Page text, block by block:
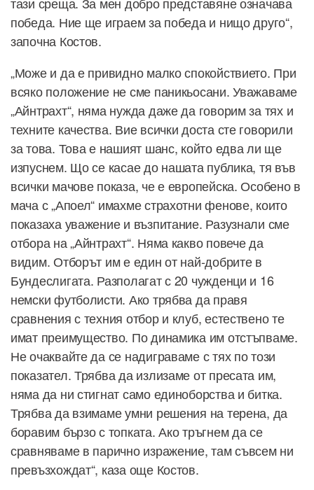
победа. Ние ще играем за победа и нищо друго“,
започна Костов.
„Може и да е привидно малко спокойствието. При
всяко положение не сме паникьосани. Уважаваме
„Айнтрахт“, няма нужда даже да говорим за тях и
техните качества. Вие всички доста сте говорили
за това. Това е нашият шанс, който едва ли ще
изпуснем. Що се касае до нашата публика, тя във
всички мачове показа, че е европейска. Особено в
мача с „Апоел“ имахме страхотни фенове, които
показаха уважение и възпитание. Разузнали сме
отбора на „Айнтрахт“. Няма какво повече да
видим. Отборът им е един от най-добрите в
Бундеслигата. Разполагат с 20 чужденци и 16
немски футболисти. Ако трябва да правя
сравнения с техния отбор и клуб, естествено те
имат преимущество. По динамика им отстъпваме.
Не очаквайте да се надиграваме с тях по този
показател. Трябва да излизаме от пресата им,
няма да ни стигнат само единоборства и битка.
Трябва да взимаме умни решения на терена, да
боравим бързо с топката. Ако тръгнем да се
сравняваме в парично изражение, там съвсем ни
превъзхождат“, каза още Костов.